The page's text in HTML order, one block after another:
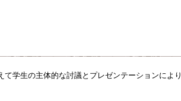
学生の主体的な討議とプレゼンテーションにより